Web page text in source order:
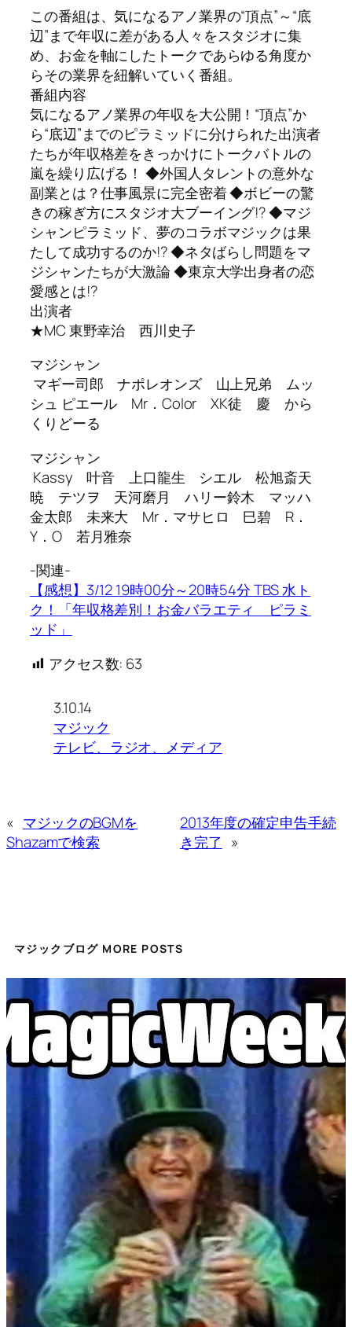
この番組は、気になるアノ業界の“頂点”～“底
辺”まで年収に差がある人々をスタジオに集
め、お金を軸にしたトークであらゆる角度か
らその業界を紐解いていく番組。
番組内容
気になるアノ業界の年収を大公開！“頂点”か
ら“底辺”までのピラミッドに分けられた出演者
たちが年収格差をきっかけにトークバトルの
嵐を繰り広げる！ ◆外国人タレントの意外な
副業とは？仕事風景に完全密着 ◆ボビーの驚
きの稼ぎ方にスタジオ大ブーイング!? ◆マジ
シャンピラミッド、夢のコラボマジックは果
たして成功するのか!? ◆ネタばらし問題をマ
ジシャンたちが大激論 ◆東京大学出身者の恋
愛感とは!?
出演者
★MC 東野幸治 西川史子
マジシャン
マギー司郎 ナポレオンズ 山上兄弟 ムッ
シュ ピエール Mr．Color XK徒 慶 から
くりどーる
マジシャン
Kassy 叶音 上口龍生 シエル 松旭斎天
暁 テツヲ 天河磨月 ハリー鈴木 マッハ
金太郎 未来大 Mr．マサヒロ 巳碧 R．
Y．O 若月雅奈
-関連-
【感想】3/12 19時00分～20時54分 TBS 水ト
ク！「年収格差別！お金バラエティ ピラミ
ッド」
アクセス数: 63
3.10.14
マジック
テレビ、ラジオ、メディア
« マジックのBGMを
Shazamで検索
2013年度の確定申告手続
き完了 »
マジックブログ MORE POSTS